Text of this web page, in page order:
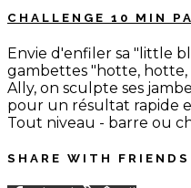
CHALLENGE 10 MIN
Envie d'enfiler sa "little
gambettes "hotte, hotte,
Ally, on sculpte ses
pour un résultat rapide
Tout niveau - barre ou
SHARE WITH FRIENDS